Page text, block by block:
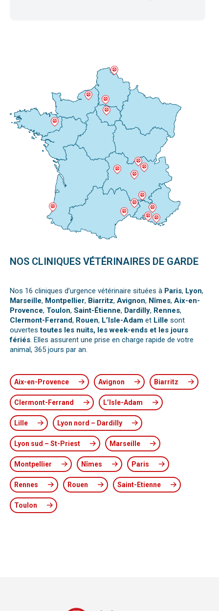
NOS CLINIQUES VÉTÉRINAIRES DE GARDE
Nos 16 cliniques d’urgence vétérinaire situées à Paris, Lyon,
Marseille, Montpellier, Biarritz, Avignon, Nîmes, Aix-en-
Provence, Toulon, Saint-Étienne, Dardilly, Rennes,
Clermont-Ferrand, Rouen, L’Isle-Adam et Lille sont
ouvertestoutes les nuits, les week-ends et les jours
fériés. Elles assurent une prise en charge rapide de votre
animal, 365 jours par an.
Aix-en-Provence Avignon Biarritz
Clermont-Ferrand L’Isle-Adam
Lille Lyon nord – Dardilly
Lyon sud – St-Priest Marseille
Montpellier Nîmes Paris
Rennes Rouen Saint-Etienne
Toulon